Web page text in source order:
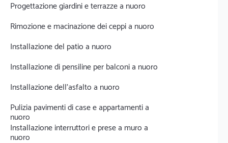
Progettazione giardini e terrazze a nuoro
Rimozione e macinazione dei ceppi a nuoro
Installazione del patio a nuoro
Installazione di pensiline per balconi a nuoro
Installazione dell'asfalto a nuoro
Pulizia pavimenti di case e appartamenti a
nuoro
Installazione interruttori e prese a muro a
nuoro